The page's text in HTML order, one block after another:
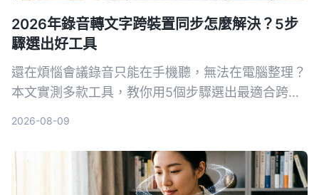
2026年錄音轉文字跨裝置同步怎麼解決？5步
驟選出好工具
還在煩惱會議錄音只能在手機聽，無法在電腦整理？
本文實測多款工具，教你用5個步驟選出最適合跨裝
2026-08-09